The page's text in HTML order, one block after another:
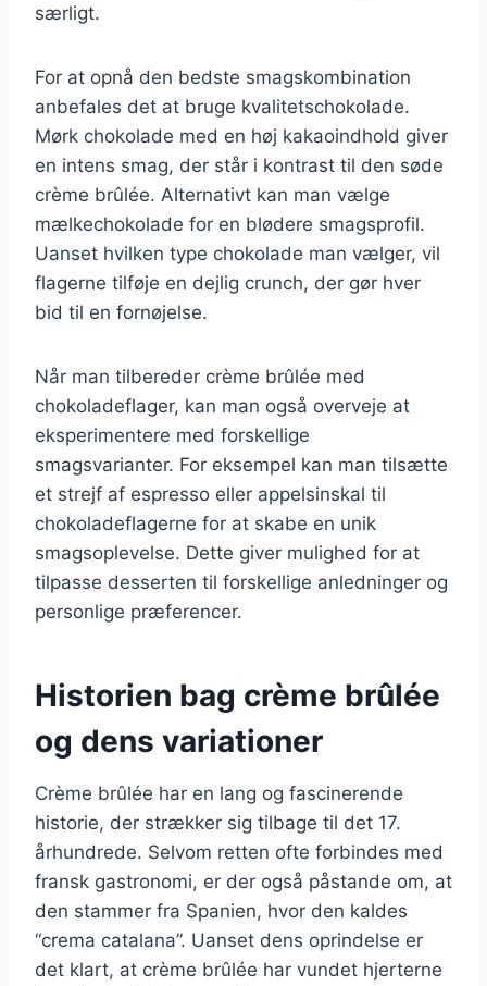
særligt.
For at opnå den bedste smagskombination
anbefales det at bruge kvalitetschokolade.
Mørk chokolade med en høj kakaoindhold giver
en intens smag, der står i kontrast til den søde
crème brûlée. Alternativt kan man vælge
mælkechokolade for en blødere smagsprofil.
Uanset hvilken type chokolade man vælger, vil
flagerne tilføje en dejlig crunch, der gør hver
bid til en fornøjelse.
Når man tilbereder crème brûlée med
chokoladeflager, kan man også overveje at
eksperimentere med forskellige
smagsvarianter. For eksempel kan man tilsætte
et strejf af espresso eller appelsinskal til
chokoladeflagerne for at skabe en unik
smagsoplevelse. Dette giver mulighed for at
tilpasse desserten til forskellige anledninger og
personlige præferencer.
Historien bag crème brûlée
og dens variationer
Crème brûlée har en lang og fascinerende
historie, der strækker sig tilbage til det 17.
århundrede. Selvom retten ofte forbindes med
fransk gastronomi, er der også påstande om, at
den stammer fra Spanien, hvor den kaldes
“crema catalana”. Uanset dens oprindelse er
det klart, at crème brûlée har vundet hjerterne